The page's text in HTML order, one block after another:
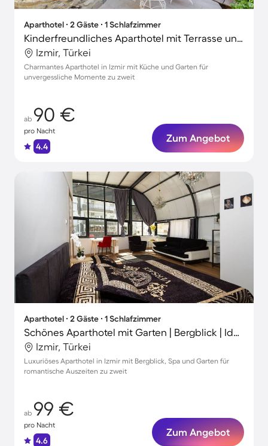
Aparthotel ∙ 2 Gäste ∙ 1 Schlafzimmer
Kinderfreundliches Aparthotel mit Terrasse und Garten | Konak-Platz in der Nähe | Gartenblick | Perfekt für die Arbeit von Zuhause
Izmir, Türkei
Charmantes Aparthotel in Izmir mit Küche und Garten für
unvergessliche Momente zu zweit
ab 90 €
pro Nacht
4.4
Zum Angebot
Aparthotel ∙ 2 Gäste ∙ 1 Schlafzimmer
Schönes Aparthotel mit Garten | Bergblick | Ideal für Homeoffice
Izmir, Türkei
Luxuriöses Aparthotel in Izmir mit Bergblick, Spa und Garten für
romantische Auszeiten zu zweit
ab 99 €
pro Nacht
4.6
Zum Angebot